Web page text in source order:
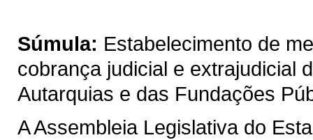
Súmula: Estabelecimento de
cobrança judicial e extrajudicial
Autarquias e das Fundações
A Assembleia Legislativa do